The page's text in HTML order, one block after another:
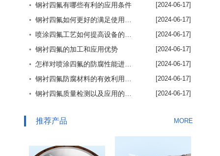
◦ 钢衬四氟有哪些有利的应用条件 [2024-06-17]
[2024-06-17]
[2024-06-17]
◦ 钢衬四氟的加工和应用优势 [2024-06-17]
[2024-06-17]
[2024-06-17]
[2024-06-17]
推荐产品 MORE